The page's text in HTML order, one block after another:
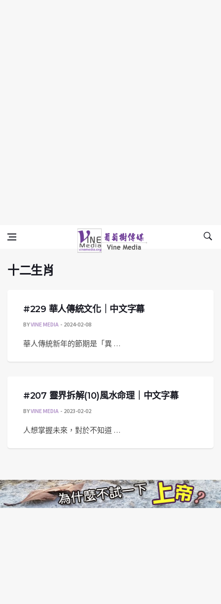
十二生肖
Vine Media
葡萄樹傳媒
十二生肖
#229 華人傳統文化｜中文字幕
BYVINE MEDIA 2024-02-08
華人傳統新年的節期是「異 …
#207 靈界拆解(10)風水命理｜中文字幕
BYVINE MEDIA 2023-02-02
人想掌握未來，對於不知道 …